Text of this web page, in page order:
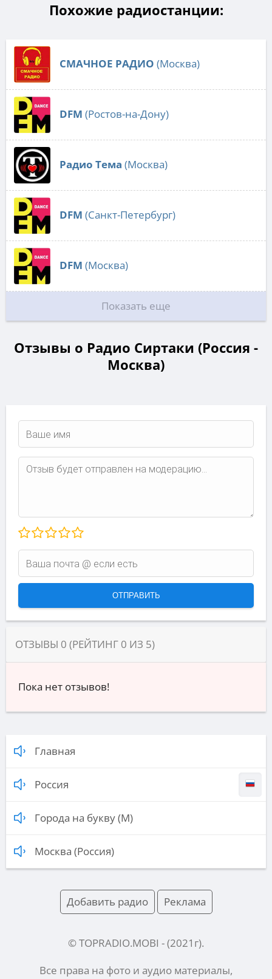
Похожие радиостанции:
СМАЧНОЕ РАДИО (Москва)
DFM (Ростов-на-Дону)
Радио Тема (Москва)
DFM (Санкт-Петербург)
DFM (Москва)
Показать еще
Отзывы о Радио Сиртаки (Россия -
Москва)
ОТЗЫВЫ 0 (РЕЙТИНГ 0 ИЗ 5)
Пока нет отзывов!
Главная
Россия
Города на букву (М)
Москва (Россия)
Добавить радио Реклама
© TOPRADIO.MOBI - (2021 г).
Все права на фото и аудио материалы,